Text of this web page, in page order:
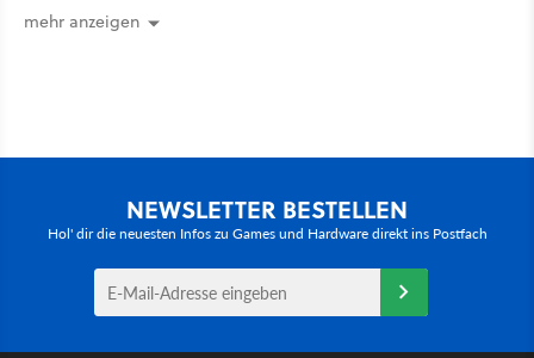
mehr anzeigen
NEWSLETTER BESTELLEN
Hol' dir die neuesten Infos zu Games und Hardware direkt ins Postfach